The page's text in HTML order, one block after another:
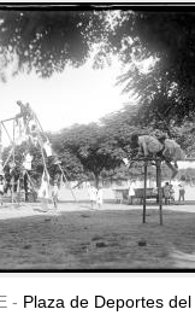
- Plaza de Deportes del